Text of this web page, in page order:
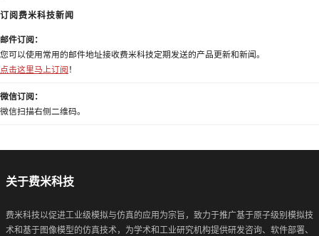
订阅费米科技新闻
邮件订阅：
您可以使用常用的邮件地址接收费米科技定期发送的产品更新和新闻。
点击这里马上订阅 ！
微信订阅：
微信扫描右侧二维码。
关于费米科技
费米科技以促进工业级模拟与仿真的应用为宗旨，致力于推广基于原子级别模拟技
术和基于图像模型的仿真技术，为学术和工业研究机构提供研发咨询、软件部署、